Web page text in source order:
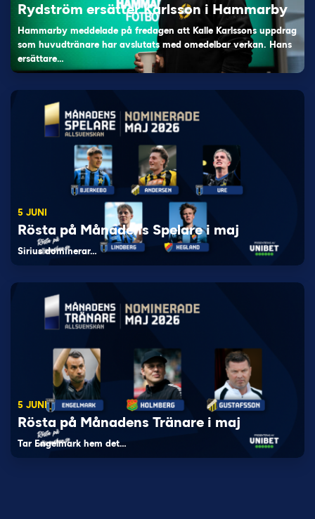
Rydström ersätter Karlsson i Hammarby
Hammarby meddelade på fredagen att Kalle Karlssons uppdrag
som huvudtränare har avslutats med omedelbar verkan. Hans
ersättare…
5 JUNI
Rösta på Månadens Spelare i maj
Sirius dominerar…
5 JUNI
Rösta på Månadens Tränare i maj
Tar Engelmark hem det…